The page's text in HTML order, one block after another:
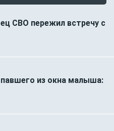
СВО пережил встречу с
из окна малыша: